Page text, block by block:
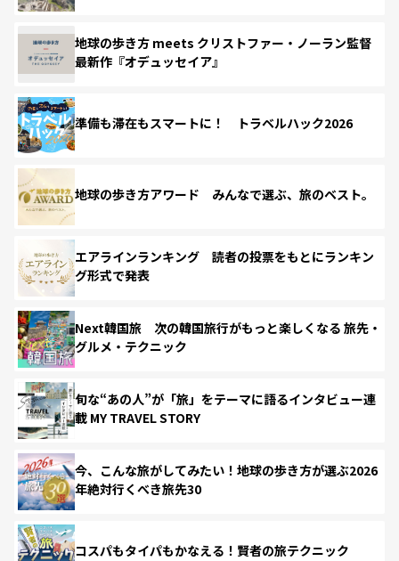
地球の歩き方 meets クリストファー・ノーラン監督
最新作『オデュッセイア』
準備も滞在もスマートに！ トラベルハック2026
地球の歩き方アワード みんなで選ぶ、旅のベスト。
エアラインランキング 読者の投票をもとにランキン
グ形式で発表
Next韓国旅 次の韓国旅行がもっと楽しくなる 旅先・
グルメ・テクニック
旬な“あの人”が「旅」をテーマに語るインタビュー連
載 MY TRAVEL STORY
今、こんな旅がしてみたい！地球の歩き方が選ぶ2026
年絶対行くべき旅先30
コスパもタイパもかなえる！賢者の旅テクニック